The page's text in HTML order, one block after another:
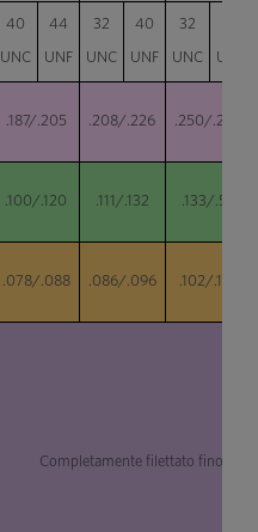
40
UNC
44
UNF
32
UNC
40
UNF
32
UNC UNF
.187/.205 .208/.226 .250/.270
.100/.120 .111/.132 .133/.56
.078/.088 .086/.096 .102/.113
Completamente filettato fino a 2